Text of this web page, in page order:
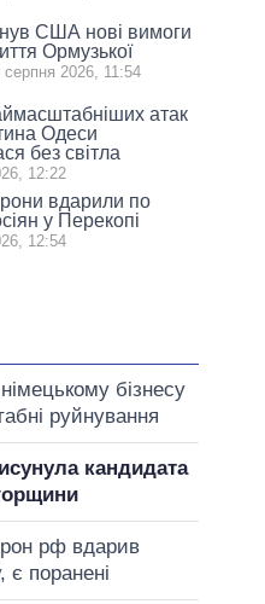
США нові вимоги
Ормузької
серпня 2026, 11:54
атак
Одеси
без світла
12:22
вдарили по
у Перекопі
12:54
бізнесу
руйнування
кандидата
рф вдарив
є поранені